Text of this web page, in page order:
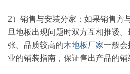
2）销售与安装分家：如果销售方
旦地板出现问题时双方互相推诿
张。品质较高的木地板厂家一般会
业的铺装指南，保证售出产品的铺